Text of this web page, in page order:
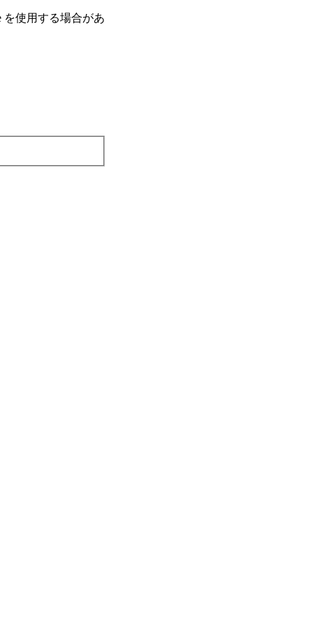
使⽤する場合があ